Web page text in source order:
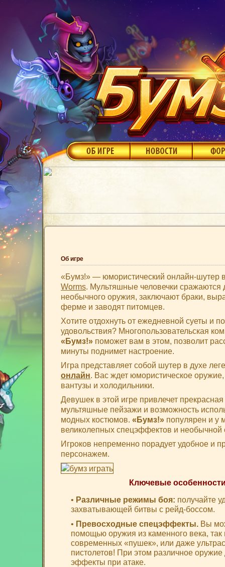
Об игре
«Бумз!» — юмористический онлайн-шутер
Worms. Мультяшные человечки сражаются
необычного оружия, заключают браки,
ферме и заводят питомцев.
Хотите отдохнуть от ежедневной суеты и
удовольствия? Многопользовательская
«Бумз!» поможет вам в этом, позволит
минуты поднимет настроение.
Игра представляет собой шутер в духе
онлайн. Вас ждет юмористическое
вантузы и холодильники.
Девушек в этой игре привлечет
мультяшные пейзажи и возможность
модных костюмов. «Бумз!» популярен и у
великолепных спецэффектов и необычной
Игроков непременно порадует удобное и
персонажем.
Ключевые
• Различные режимы боя: получайте
захватывающей битвы с рейд-боссом.
• Превосходные спецэффекты. Вы
помощью оружия из каменного века,
современных «пушек», или даже
пистолетов! При этом различное
эффекты при атаке.